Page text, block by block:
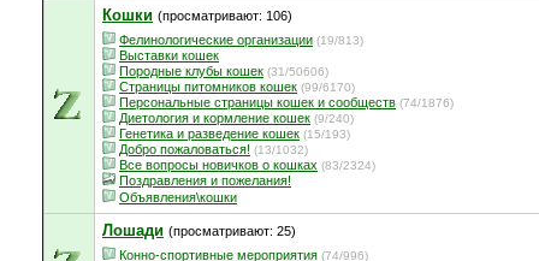
Кошки (просматривают: 106)
Фелинологические организации (19/813)
Выставки кошек
Породные клубы кошек (31/50606)
Страницы питомников кошек (99/6170)
Персональные страницы кошек и сообществ (74/1876)
Диетология и кормление кошек (9/240)
Генетика и разведение кошек (15/193)
Добро пожаловаться! (13/1032)
Все вопросы новичков о кошках (83/2324)
Поздравления и пожелания!
Объявления\кошки
Лошади (просматривают: 25)
Конно-спортивные мероприятия (74/996)